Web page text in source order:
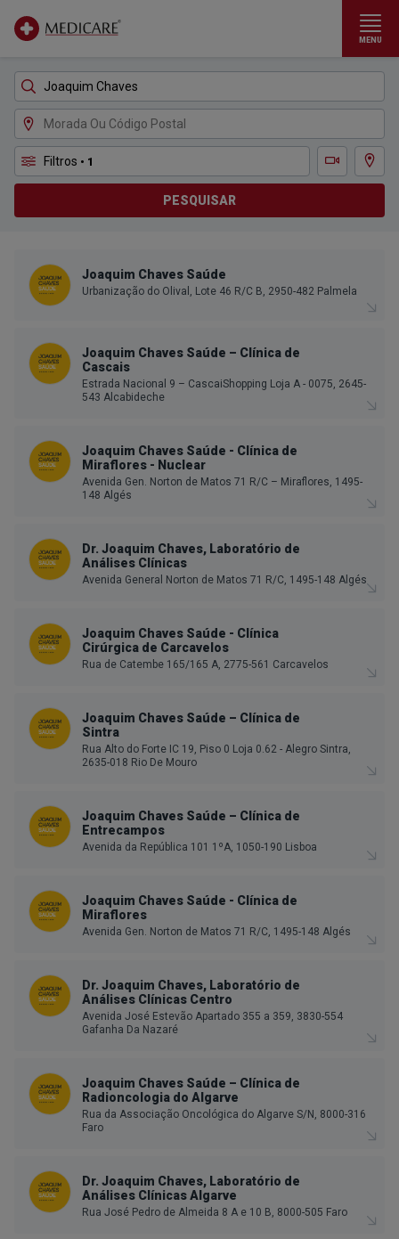
MENU
Filtros • 1
Teleconsulta
Ver
PESQUISAR
Joaquim Chaves Saúde
Urbanização do Olival, Lote 46 R/C B, 2950-482 Palmela
Joaquim Chaves Saúde – Clínica de
Cascais
Estrada Nacional 9 – CascaiShopping Loja A - 0075, 2645-
543 Alcabideche
Joaquim Chaves Saúde - Clínica de
Miraflores - Nuclear
Avenida Gen. Norton de Matos 71 R/C – Miraflores, 1495-
148 Algés
Dr. Joaquim Chaves, Laboratório de
Análises Clínicas
Avenida General Norton de Matos 71 R/C, 1495-148 Algés
Joaquim Chaves Saúde - Clínica
Cirúrgica de Carcavelos
Rua de Catembe 165/165 A, 2775-561 Carcavelos
Joaquim Chaves Saúde – Clínica de
Sintra
Rua Alto do Forte IC 19, Piso 0 Loja 0.62 - Alegro Sintra,
2635-018 Rio De Mouro
Joaquim Chaves Saúde – Clínica de
Entrecampos
Avenida da República 101 1ºA, 1050-190 Lisboa
Joaquim Chaves Saúde - Clínica de
Miraflores
Avenida Gen. Norton de Matos 71 R/C, 1495-148 Algés
Dr. Joaquim Chaves, Laboratório de
Análises Clínicas Centro
Avenida José Estevão Apartado 355 a 359, 3830-554
Gafanha Da Nazaré
Joaquim Chaves Saúde – Clínica de
Radioncologia do Algarve
Rua da Associação Oncológica do Algarve S/N, 8000-316
Faro
Dr. Joaquim Chaves, Laboratório de
Análises Clínicas Algarve
Rua José Pedro de Almeida 8 A e 10 B, 8000-505 Faro